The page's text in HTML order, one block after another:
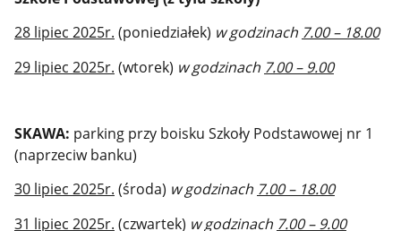
28 lipiec 2025r. (poniedziałek) w godzinach 7.00 – 18.00
29 lipiec 2025r. (wtorek) w godzinach 7.00 – 9.00
SKAWA: parking przy boisku Szkoły Podstawowej nr 1
(naprzeciw banku)
30 lipiec 2025r. (środa) w godzinach 7.00 – 18.00
31 lipiec 2025r. (czwartek) w godzinach 7.00 – 9.00